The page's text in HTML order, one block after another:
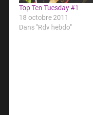
Top Ten Tuesday #1
18 octobre 2011
Dans "Rdv hebdo"